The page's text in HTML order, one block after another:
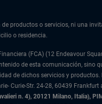
productos o servicios, ni una
o residencia.
(FCA) (12 Endeavour
de esta comunicación, sino
de dichos servicios y productos.
Curie-Str. 24-28, 60439
n. 4), 20121 Milano, Italia),